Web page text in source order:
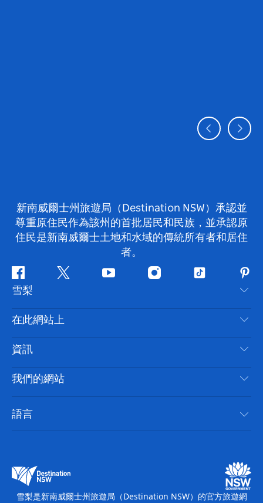
新南威爾士州旅遊局（Destination NSW）承認並
尊重原住民作為該州的首批居民和民族，並承認原
住民是新南威爾士土地和水域的傳統所有者和居住
者。
Facebook嘰
喳
喳
Youtube Instagram抖
雪梨
聯絡我們
免責聲明
隱私
Cookie 通知
在此網站上
目的地
要做的事情
新南威爾士州公路旅行
活動
住宿
資訊
旅行資訊
無障礙雪梨
列出您的業務
我們的網站
新南威爾士州旅遊局（Destination NSW）媒體中心
繽紛雪梨燈光音樂節
語言
雪梨是新南威爾士州旅遊局（Destination NSW）的官方旅遊網